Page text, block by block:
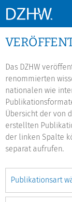
Das DZHW
renommierten
nationalen wie
Übersicht der von
erstellten
der linken Spalte
separat aufrufen.